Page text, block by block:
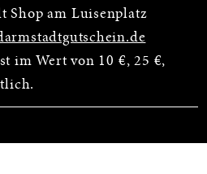
Shop am Luisenplatz
im Wert von 10 €, 25 €,